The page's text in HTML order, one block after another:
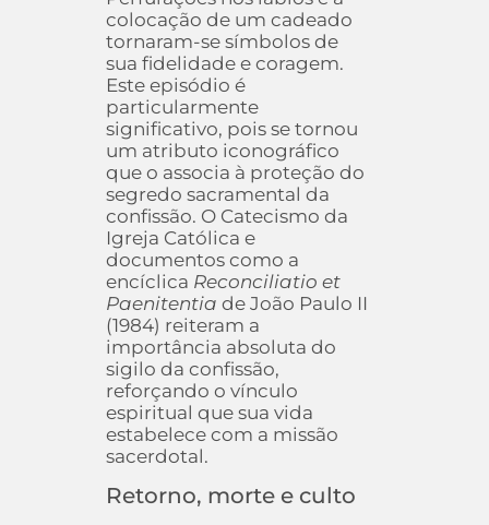
colocação de um cadeado
tornaram-se símbolos de
sua fidelidade e coragem.
Este episódio é
particularmente
significativo, pois se tornou
um atributo iconográfico
que o associa à proteção do
segredo sacramental da
confissão. O Catecismo da
Igreja Católica e
documentos como a
encíclica Reconciliatio et
Paenitentia de João Paulo II
(1984) reiteram a
importância absoluta do
sigilo da confissão,
reforçando o vínculo
espiritual que sua vida
estabelece com a missão
sacerdotal.
Retorno, morte e culto